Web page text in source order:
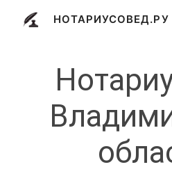
НОТАРИУСОВЕД.РУ